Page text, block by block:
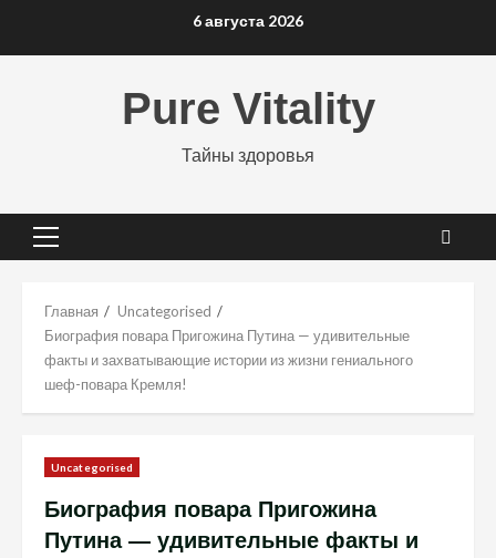
6 августа 2026
Pure Vitality
Тайны здоровья
Основное
Главная
Uncategorised
Биография повара Пригожина Путина — удивительные
факты и захватывающие истории из жизни гениального
шеф-повара Кремля!
Uncategorised
Биография повара Пригожина
Путина — удивительные факты и